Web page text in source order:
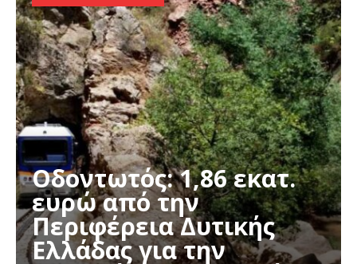
Οδοντωτός: 1,86 εκατ.
ευρώ από την
Περιφέρεια Δυτικής
Ελλάδας για την